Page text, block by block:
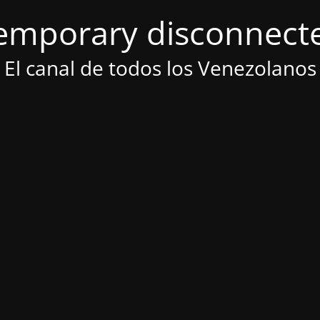
El canal de todos los Venezolanos